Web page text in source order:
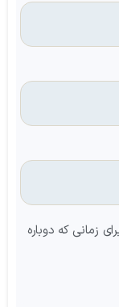
زمانی که دوباره